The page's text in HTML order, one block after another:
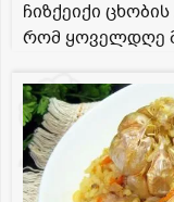
ჩიზქეიქი
რომ ყოველდღე